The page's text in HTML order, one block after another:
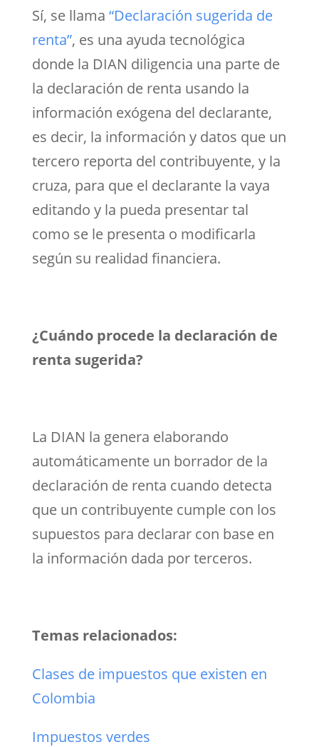
Sí, se llama “Declaración sugerida de
renta”, es una ayuda tecnológica
donde la DIAN diligencia una parte de
la declaración de renta usando la
información exógena del declarante,
es decir, la información y datos que un
tercero reporta del contribuyente, y la
cruza, para que el declarante la vaya
editando y la pueda presentar tal
como se le presenta o modificarla
según su realidad financiera.
¿Cuándo procede la declaración de
renta sugerida?
La DIAN la genera elaborando
automáticamente un borrador de la
declaración de renta cuando detecta
que un contribuyente cumple con los
supuestos para declarar con base en
la información dada por terceros.
Temas relacionados:
Clases de impuestos que existen en
Colombia
Impuestos verdes